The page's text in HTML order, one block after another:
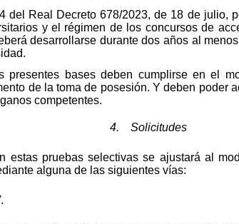
Real Decreto 678/2023, de 18 de julio,
y el régimen de los concursos de
desarrollarse durante dos años al
presentes bases deben cumplirse en el
de la toma de posesión. Y deben poder
competentes.
4. Solicitudes
pruebas selectivas se ajustará al
alguna de las siguientes vías: